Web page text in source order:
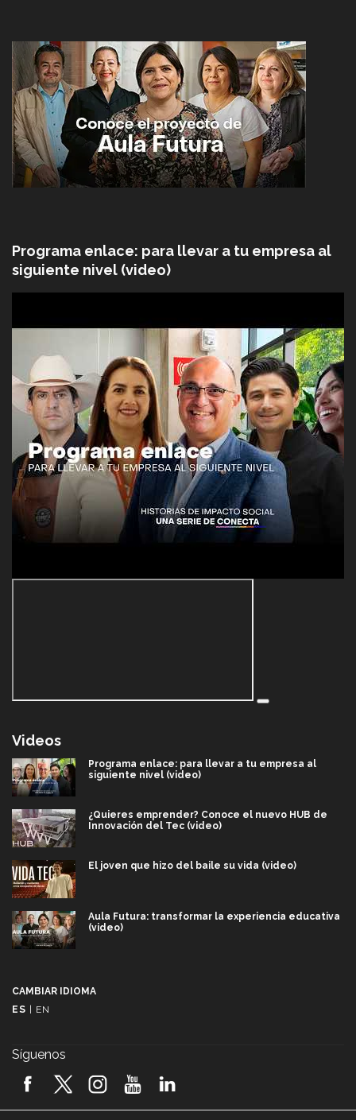
Programa enlace: para llevar a tu empresa al
siguiente nivel (video)
Videos
Programa enlace: para llevar a tu empresa al
siguiente nivel (video)
¿Quieres emprender? Conoce el nuevo HUB de
Innovación del Tec (video)
El joven que hizo del baile su vida (video)
Aula Futura: transformar la experiencia educativa
(video)
2026! (video)
CAMBIAR IDIOMA
ES | EN
Síguenos